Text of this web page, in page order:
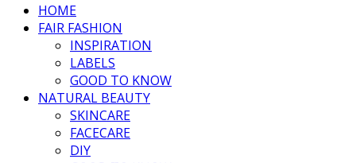
HOME
FAIR FASHION
INSPIRATION
LABELS
GOOD TO KNOW
NATURAL BEAUTY
SKINCARE
FACECARE
DIY